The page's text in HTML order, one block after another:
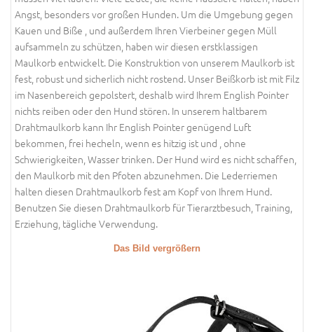
Angst, besonders vor großen Hunden. Um die Umgebung gegen
Kauen und Biße , und außerdem Ihren Vierbeiner gegen Müll
aufsammeln zu schützen, haben wir diesen erstklassigen
Maulkorb entwickelt. Die Konstruktion von unserem Maulkorb ist
fest, robust und sicherlich nicht rostend. Unser Beißkorb ist mit Filz
im Nasenbereich gepolstert, deshalb wird Ihrem English Pointer
nichts reiben oder den Hund stören. In unserem haltbarem
Drahtmaulkorb kann Ihr English Pointer genügend Luft
bekommen, frei hecheln, wenn es hitzig ist und , ohne
Schwierigkeiten, Wasser trinken. Der Hund wird es nicht schaffen,
den Maulkorb mit den Pfoten abzunehmen. Die Lederriemen
halten diesen Drahtmaulkorb fest am Kopf von Ihrem Hund.
Benutzen Sie diesen Drahtmaulkorb für Tierarztbesuch, Training,
Erziehung, tägliche Verwendung.
Das Bild vergrößern